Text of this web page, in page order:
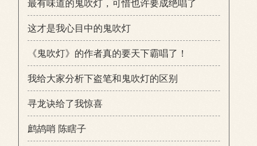
这才是我心目中的鬼吹灯
《鬼吹灯》的作者真的要天下霸唱了！
我给大家分析下盗笔和鬼吹灯的区别
寻龙诀给了我惊喜
鹧鸪哨 陈瞎子